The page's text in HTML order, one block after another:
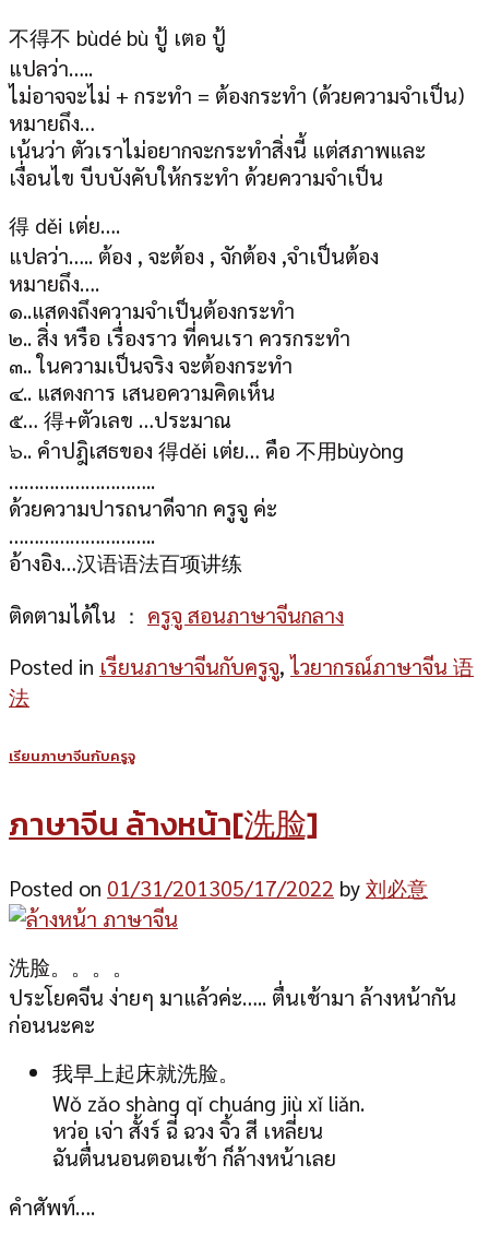
不得不 bùdé bù ปู้ เตอ ปู้
แปลว่า…..
ไม่อาจจะไม่ + กระทำ = ต้องกระทำ (ด้วยความจำเป็น)
หมายถึง…
เน้นว่า ตัวเราไม่อยากจะกระทำสิ่งนี้ แต่สภาพและ
เงื่อนไข บีบบังคับให้กระทำ ด้วยความจำเป็น
得 děi เต่ย….
แปลว่า….. ต้อง , จะต้อง , จักต้อง ,จำเป็นต้อง
หมายถึง….
๑..แสดงถึงความจำเป็นต้องกระทำ
๒.. สิ่ง หรือ เรื่องราว ที่คนเรา ควรกระทำ
๓.. ในความเป็นจริง จะต้องกระทำ
๔.. แสดงการ เสนอความคิดเห็น
๕… 得+ตัวเลข …ประมาณ
๖.. คำปฎิเสธของ 得děi เต่ย… คือ 不用bùyòng
………………………..
ด้วยความปารถนาดีจาก ครูจู ค่ะ
………………………..
อ้างอิง…汉语语法百项讲练
ติดตามได้ใน ： ครูจู สอนภาษาจีนกลาง
Posted in เรียนภาษาจีนกับครูจู,ไวยากรณ์ภาษาจีน 语
法
เรียนภาษาจีนกับครูจู
ภาษาจีน ล้างหน้า[洗脸]
Posted on 01/31/201305/17/2022 by 刘必意
洗脸。。。。
ประโยคจีน ง่ายๆ มาแล้วค่ะ….. ตื่นเช้ามา ล้างหน้ากัน
ก่อนนะคะ
我早上起床就洗脸。
Wǒ zǎo shàng qǐ chuáng jiù xǐ liǎn.
หว่อ เจ่า สั้งร์ ฉี่ ฉวง จิ้ว สี เหลี่ยน
ฉันตื่นนอนตอนเช้า ก็ล้างหน้าเลย
คำศัพท์….